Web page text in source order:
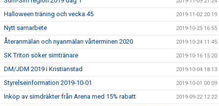
Halloween träning och vecka 45 2019-11-02 20:19
Nytt samarbete 2019-10-25 16:55
Återanmälan och nyanmälan vårterminen 2020 2019-10-24 11:45
SK Triton söker simtränare 2019-10-16 15:20
DM/JDM 2019 i Kristianstad 2019-10-04 18:13
Styrelseinformation 2019-10-01 2019-10-01 00:09
Inköp av simdräkter från Arena med 15% rabatt 2019-09-22 12:22